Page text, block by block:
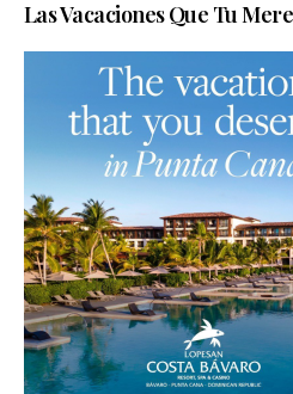
Las Vacaciones Que Tu